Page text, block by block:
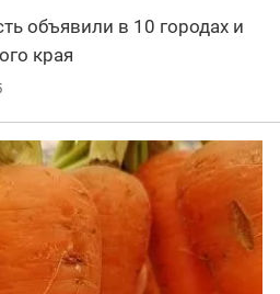
объявили в 10 городах и
края